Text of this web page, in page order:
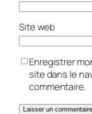
Site web
Enregistrer
site dans le
commentaire.